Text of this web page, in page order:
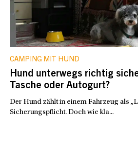
CAMPING MIT HUND
Hund unterwegs richtig
Tasche oder Autogurt?
Der Hund zählt in einem Fahrzeug als
Sicherungspflicht. Doch wie kla...